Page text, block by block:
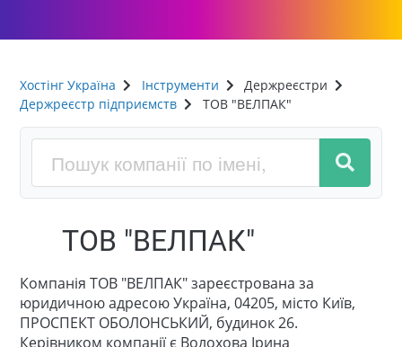
Хостінг Україна Інструменти
Держреєстри
Держреєстр підприємств
ТОВ "ВЕЛПАК"
ТОВ "ВЕЛПАК"
Компанія ТОВ "ВЕЛПАК" зареєстрована за
юридичною адресою Україна, 04205, місто Київ,
ПРОСПЕКТ ОБОЛОНСЬКИЙ, будинок 26.
Керівником компанії є Волохова Ірина